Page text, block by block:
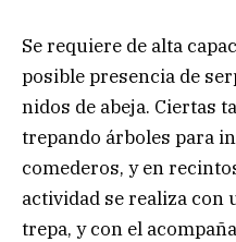
Se requiere de alta
posible presencia de
nidos de abeja. Ciertas
trepando árboles para
comederos, y en
actividad se realiza con
trepa, y con el